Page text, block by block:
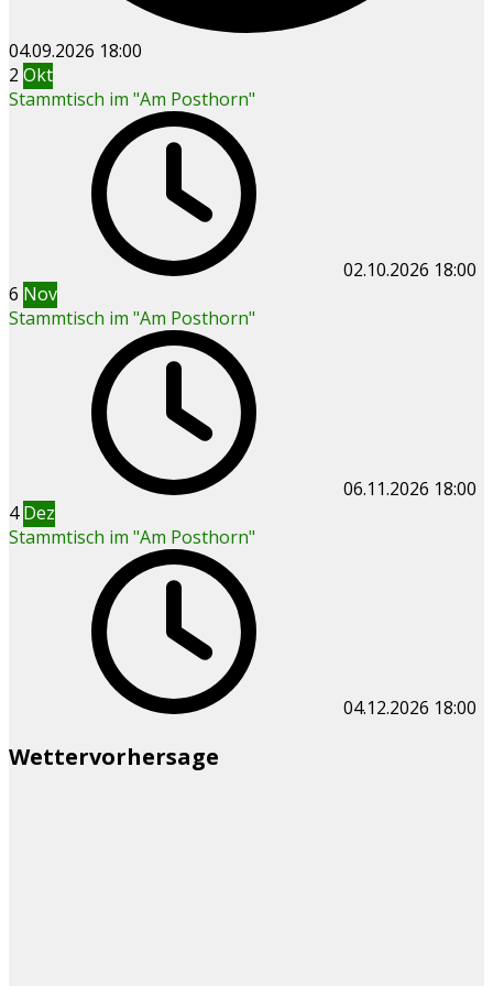
04.09.2026 18:00
2 Okt
Stammtisch im "Am Posthorn"
02.10.2026 18:00
6 Nov
Stammtisch im "Am Posthorn"
06.11.2026 18:00
4 Dez
Stammtisch im "Am Posthorn"
04.12.2026 18:00
Wettervorhersage